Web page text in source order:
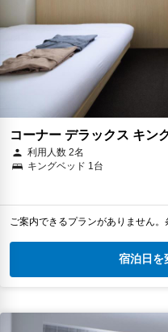
コーナー デラックス キン
利用人数 2名
キングベッド 1台
ご案内できるプランがありません。
宿泊日を